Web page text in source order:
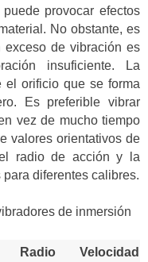
provocar efectos
No obstante, es
exceso de vibración es
insuficiente. La
el orificio que se forma
Es preferible vibrar
vez de mucho tiempo
valores orientativos de
radio de acción y la
diferentes calibres.
de inmersión
Radio
Velocidad